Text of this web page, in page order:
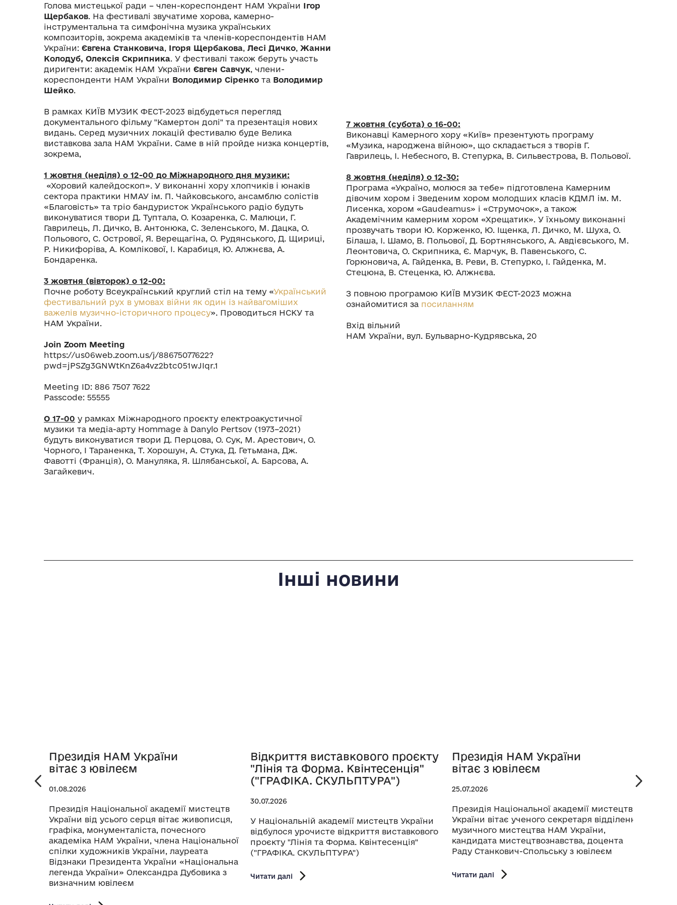
Голова мистецької ради – член-кореспондент НАМ України Ігор
Щербаков. На фестивалі звучатиме хорова, камерно-
інструментальна та симфонічна музика українських
композиторів, зокрема академіків та членів-кореспондентів НАМ
України: Євгена Станковича, Ігоря Щербакова, Лесі Дичко, Жанни
Колодуб, Олексія Скрипника. У фестивалі також беруть участь
диригенти: академік НАМ України Євген Савчук, члени-
кореспонденти НАМ України Володимир Сіренко та Володимир
Шейко.
В рамках КИЇВ МУЗИК ФЕСТ-2023 відбудеться перегляд
документального фільму "Камертон долі" та презентація нових
видань. Серед музичних локацій фестивалю буде Велика
виставкова зала НАМ України. Саме в ній пройде низка концертів,
зокрема,
1 жовтня (неділя) о 12-00 до Міжнародного дня музики:
«Хоровий калейдоскоп». У виконанні хору хлопчиків і юнаків
сектора практики НМАУ ім. П. Чайковського, ансамблю солістів
«Благовість» та тріо бандуристок Українського радіо будуть
виконуватися твори Д. Туптала, О. Козаренка, С. Малюци, Г.
Гаврилець, Л. Дичко, В. Антонюка, С. Зеленського, М. Дацка, О.
Польового, С. Острової, Я. Верещагіна, О. Рудянського, Д. Щириці,
Р. Никифоріва, А. Комлікової, І. Карабиця, Ю. Алжнєва, А.
Бондаренка.
3 жовтня (вівторок) о 12-00:
Почне роботу Всеукраїнський круглий стіл на тему «Український
фестивальний рух в умовах війни як один із найвагоміших
важелів музично-історичного процесу». Проводиться НСКУ та
НАМ України.
Join Zoom Meeting
https://us06web.zoom.us/j/88675077622?
pwd=jPSZg3GNWtKnZ6a4vz2btc051wJIqr.1
Meeting ID: 886 7507 7622
Passcode: 55555
О 17-00 у рамках Міжнародного проєкту електроакустичної
музики та медіа-арту Hommage à Danylo Pertsov (1973–2021)
будуть виконуватися твори Д. Перцова, О. Сук, М. Арестович, О.
Чорного, І Тараненка, Т. Хорошун, А. Стука, Д. Гетьмана, Дж.
Фавотті (Франція), О. Мануляка, Я. Шлябанської, A. Барсова, А.
Загайкевич.
7 жовтня (субота) о 16-00:
Виконавці Камерного хору «Київ» презентують програму
«Музика, народжена війною», що складається з творів Г.
Гаврилець, І. Небесного, В. Степурка, В. Сильвестрова, В. Польової.
8 жовтня (неділя) о 12-30:
Програма «Україно, молюся за тебе» підготовлена Камерним
дівочим хором і Зведеним хором молодших класів КДМЛ ім. М.
Лисенка, хором «Gaudeamus» і «Струмочок», а також
Академічним камерним хором «Хрещатик». У їхньому виконанні
прозвучать твори Ю. Корженко, Ю. Іщенка, Л. Дичко, М. Шуха, О.
Білаша, І. Шамо, В. Польової, Д. Бортнянського, А. Авдієвського, М.
Леонтовича, О. Скрипника, Є. Марчук, В. Павенського, С.
Горюновича, А. Гайденка, В. Реви, В. Степурко, І. Гайденка, М.
Стецюна, В. Стеценка, Ю. Алжнєва.
З повною програмою КИЇВ МУЗИК ФЕСТ-2023 можна
ознайомитися за посиланням
Вхід вільний
НАМ України, вул. Бульварно-Кудрявська, 20
Інші новини
Президія НАМ України
вітає з ювілеєм
01.08.2026
Президія Національної академії мистецтв
України від усього серця вітає живописця,
графіка, монументаліста, почесного
академіка НАМ України, члена Національної
спілки художників України, лауреата
Відзнаки Президента України «Національна
легенда України» Олександра Дубовика з
визначним ювілеєм
Відкриття виставкового проєкту
"Лінія та Форма. Квінтесенція"
("ГРАФІКА. СКУЛЬПТУРА")
30.07.2026
У Національній академії мистецтв України
відбулося урочисте відкриття виставкового
проєкту "Лінія та Форма. Квінтесенція"
("ГРАФІКА. СКУЛЬПТУРА")
Читати далі
Президія НАМ України
вітає з ювілеєм
25.07.2026
Президія Національної академії мистецтв
України вітає ученого секретаря відділення
музичного мистецтва НАМ України,
кандидата мистецтвознавства, доцента
Раду Станкович-Спольську з ювілеєм
Читати далі